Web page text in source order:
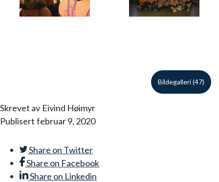
Bildegalleri (47)
Skrevet av Eivind Høimyr
Publisert februar 9, 2020
Share on Twitter
Share on Facebook
Share on Linkedin